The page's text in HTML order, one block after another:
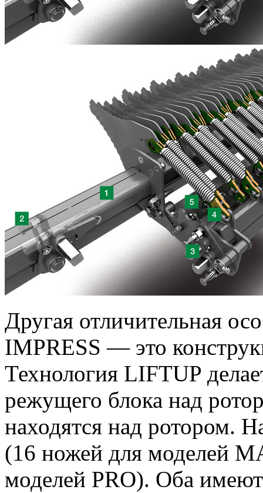
Другая отличительная
IMPRESS — это
Технология LIFTUP
режущего блока над
находятся над ротором.
(16 ножей для моделей
моделей PRO). Оба